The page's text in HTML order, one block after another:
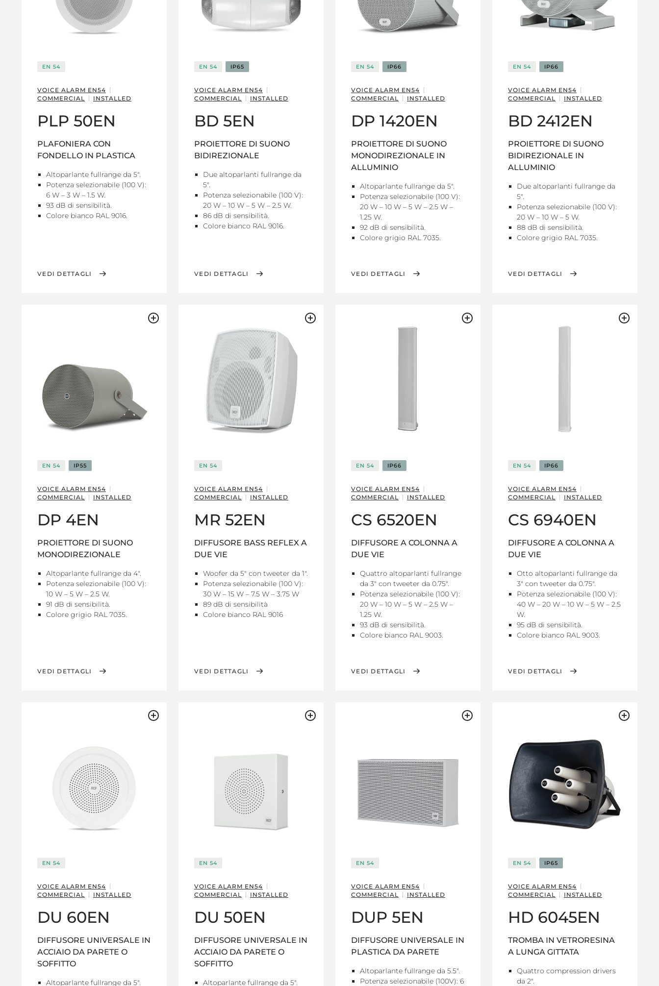
EN 54
VOICE ALARM EN54
COMMERCIAL
INSTALLED
PLP 50EN
PLAFONIERA CON
FONDELLO IN PLASTICA
Altoparlante fullrange da 5".
Potenza selezionabile (100 V):
6 W – 3 W – 1.5 W.
93 dB di sensibilità.
Colore bianco RAL 9016.
VEDI DETTAGLI
EN 54 IP65
VOICE ALARM EN54
COMMERCIAL
INSTALLED
BD 5EN
PROIETTORE DI SUONO
BIDIREZIONALE
Due altoparlanti fullrange da
5".
Potenza selezionabile (100 V):
20 W – 10 W – 5 W – 2.5 W.
86 dB di sensibilità.
Colore bianco RAL 9016.
VEDI DETTAGLI
EN 54 IP66
VOICE ALARM EN54
COMMERCIAL
INSTALLED
DP 1420EN
PROIETTORE DI SUONO
MONODIREZIONALE IN
ALLUMINIO
Altoparlante fullrange da 5".
Potenza selezionabile (100 V):
20 W – 10 W – 5 W – 2.5 W –
1.25 W.
92 dB di sensibilità.
Colore grigio RAL 7035.
VEDI DETTAGLI
EN 54 IP66
VOICE ALARM EN54
COMMERCIAL
INSTALLED
BD 2412EN
PROIETTORE DI SUONO
BIDIREZIONALE IN
ALLUMINIO
Due altoparlanti fullrange da
5".
Potenza selezionabile (100 V):
20 W – 10 W – 5 W.
88 dB di sensibilità.
Colore grigio RAL 7035.
VEDI DETTAGLI
EN 54 IP55
VOICE ALARM EN54
COMMERCIAL
INSTALLED
DP 4EN
PROIETTORE DI SUONO
MONODIREZIONALE
Altoparlante fullrange da 4".
Potenza selezionabile (100 V):
10 W – 5 W – 2.5 W.
91 dB di sensibilità.
Colore grigio RAL 7035.
VEDI DETTAGLI
EN 54
VOICE ALARM EN54
COMMERCIAL
INSTALLED
MR 52EN
DIFFUSORE BASS REFLEX A
DUE VIE
Woofer da 5" con tweeter da 1".
Potenza selezionabile (100 V):
30 W – 15 W – 7.5 W – 3.75 W
89 dB di sensibilità
Colore bianco RAL 9016
VEDI DETTAGLI
EN 54 IP66
VOICE ALARM EN54
COMMERCIAL
INSTALLED
CS 6520EN
DIFFUSORE A COLONNA A
DUE VIE
Quattro altoparlanti fullrange
da 3" con tweeter da 0.75".
Potenza selezionabile (100 V):
20 W – 10 W – 5 W – 2.5 W –
1.25 W.
93 dB di sensibilità.
Colore bianco RAL 9003.
VEDI DETTAGLI
EN 54 IP66
VOICE ALARM EN54
COMMERCIAL
INSTALLED
CS 6940EN
DIFFUSORE A COLONNA A
DUE VIE
Otto altoparlanti fullrange da
3" con tweeter da 0.75".
Potenza selezionabile (100 V):
40 W – 20 W – 10 W – 5 W – 2.5
W.
95 dB di sensibilità.
Colore bianco RAL 9003.
VEDI DETTAGLI
EN 54
VOICE ALARM EN54
COMMERCIAL
INSTALLED
DU 60EN
DIFFUSORE UNIVERSALE IN
ACCIAIO DA PARETE O
SOFFITTO
Altoparlante fullrange da 5".
EN 54
VOICE ALARM EN54
COMMERCIAL
INSTALLED
DU 50EN
DIFFUSORE UNIVERSALE IN
ACCIAIO DA PARETE O
SOFFITTO
Altoparlante fullrange da 5".
EN 54
VOICE ALARM EN54
COMMERCIAL
INSTALLED
DUP 5EN
DIFFUSORE UNIVERSALE IN
PLASTICA DA PARETE
Altoparlante fullrange da 5.5".
Potenza selezionabile (100V): 6
EN 54 IP65
VOICE ALARM EN54
COMMERCIAL
INSTALLED
HD 6045EN
TROMBA IN VETRORESINA
A LUNGA GITTATA
Quattro compression drivers
da 2".